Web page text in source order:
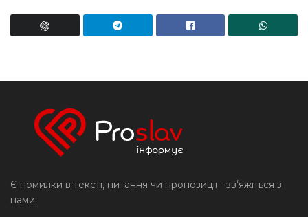
Є помилки в тексті, питання чи пропозиції - звʼяжіться з
нами: